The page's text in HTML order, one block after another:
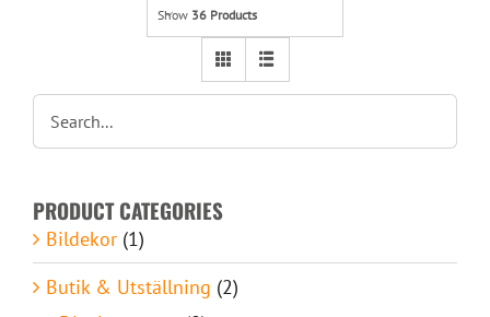
Lämna original & filer
Om oss
Kontakt
Show 36 Products
PRODUCT CATEGORIES
Bildekor (1)
Butik & Utställning (2)